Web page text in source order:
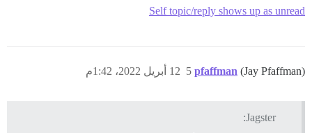
Self topic/reply shows up as unread
pfaffman (Jay Pfaffman) 12 أبريل 2022، 1:42م 5
Jagster: